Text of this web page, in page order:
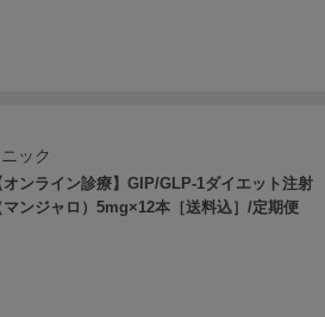
ック
オンライン診療】GIP/GLP-1ダイエット注射
マンジャロ）5mg×12本［送料込］/定期便